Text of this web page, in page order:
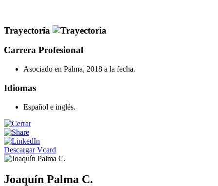
Trayectoria
Carrera Profesional
Asociado en Palma, 2018 a la fecha.
Idiomas
Español e inglés.
Descargar Vcard
Joaquín Palma C.